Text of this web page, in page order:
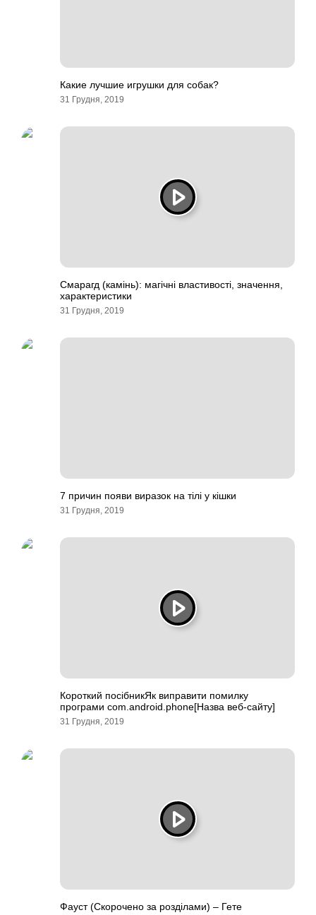
Какие лучшие игрушки для собак?
31 Грудня, 2019
Смарагд (камінь): магічні властивості, значення,
характеристики
31 Грудня, 2019
7 причин появи виразок на тілі у кішки
31 Грудня, 2019
Короткий посібникЯк виправити помилку
програми com.android.phone[Назва веб-сайту]
31 Грудня, 2019
Фауст (Скорочено за розділами) – Гете